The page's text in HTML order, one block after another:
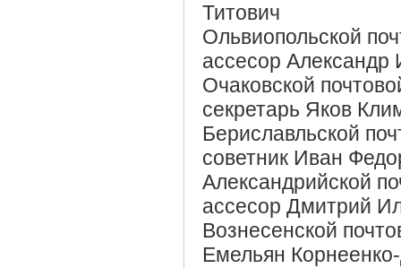
Титович
Ольвиопольской
ассесор
Очаковской
секретарь Яков
Бериславльской
советник Иван
Александрийской
ассесор Дмитрий
Вознесенской
Емельян